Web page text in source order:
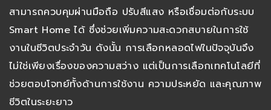
สามารถควบคุมผ่านมือถือ ปรับสีแสง หรือเชื่อมต่อกับระบบ
Smart Home ได้ ซึ่งช่วยเพิ่มความสะดวกสบายในการใช้
งานในชีวิตประจำวัน ดังนั้น การเลือกหลอดไฟในปัจจุบันจึง
ไม่ใช่เพียงเรื่องของความสว่าง แต่เป็นการเลือกเทคโนโลยีที่
ช่วยตอบโจทย์ทั้งด้านการใช้งาน ความประหยัด และคุณภาพ
ชีวิตในระยะยาว